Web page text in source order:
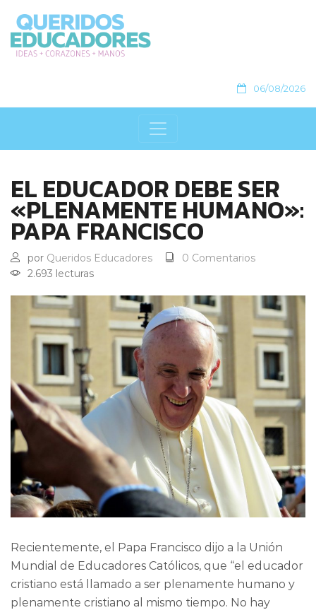
06/08/2026
EL EDUCADOR DEBE SER
«PLENAMENTE HUMANO»:
PAPA FRANCISCO
por Queridos Educadores
0 Comentarios
2.693 lecturas
Recientemente, el Papa Francisco dijo a la Unión
Mundial de Educadores Católicos, que “el educador
cristiano está llamado a ser plenamente humano y
plenamente cristiano al mismo tiempo. No hay